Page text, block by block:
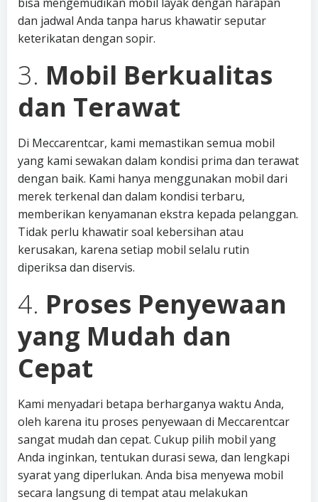
dan jadwal Anda tanpa harus khawatir seputar
keterikatan dengan sopir.
3. Mobil Berkualitas
dan Terawat
Di Meccarentcar, kami memastikan semua mobil
yang kami sewakan dalam kondisi prima dan terawat
dengan baik. Kami hanya menggunakan mobil dari
merek terkenal dan dalam kondisi terbaru,
memberikan kenyamanan ekstra kepada pelanggan.
Tidak perlu khawatir soal kebersihan atau
kerusakan, karena setiap mobil selalu rutin
diperiksa dan diservis.
4. Proses Penyewaan
yang Mudah dan
Cepat
Kami menyadari betapa berharganya waktu Anda,
oleh karena itu proses penyewaan di Meccarentcar
sangat mudah dan cepat. Cukup pilih mobil yang
Anda inginkan, tentukan durasi sewa, dan lengkapi
syarat yang diperlukan. Anda bisa menyewa mobil
secara langsung di tempat atau melakukan